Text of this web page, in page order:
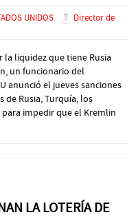
UNIDOS
Director de
liquidez que tiene Rusia
un funcionario del
anunció el jueves sanciones
de Rusia, Turquía, los
para impedir que el Kremlin
LA LOTERÍA DE